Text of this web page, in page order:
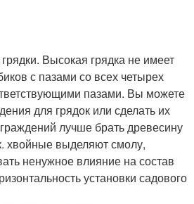
Высокая грядка не имеет
с пазами со всех четырех
пазами. Вы можете
для грядок или сделать их
лучше брать древесину
хвойные выделяют смолу,
ненужное влияние на состав
установки садового